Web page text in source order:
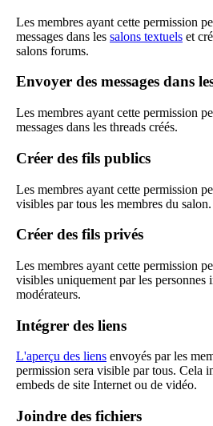
Les membres ayant cette permission
messages dans les salons textuels et
salons forums.
Envoyer des messages dans
Les membres ayant cette permission
messages dans les threads créés.
Créer des fils publics
Les membres ayant cette permission
visibles par tous les membres du salon.
Créer des fils privés
Les membres ayant cette permission
visibles uniquement par les personnes
modérateurs.
Intégrer des liens
L'aperçu des liens envoyés par les
permission sera visible par tous. Cela
embeds de site Internet ou de vidéo.
Joindre des fichiers